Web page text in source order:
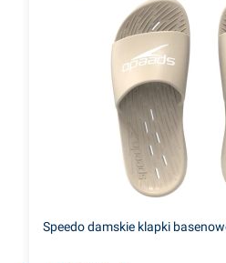
Speedo damskie klapki